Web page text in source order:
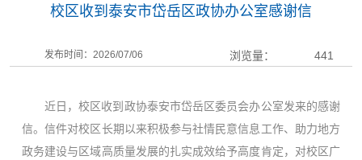
校区收到泰安市岱岳区政协办公室感谢信
发布时间：2026/07/06 浏览量： 441
近日，校区收到政协泰安市岱岳区委员会办公室发来的感谢
信。信件对校区长期以来积极参与社情民意信息工作、助力地方
政务建设与区域高质量发展的扎实成效给予高度肯定，对校区广